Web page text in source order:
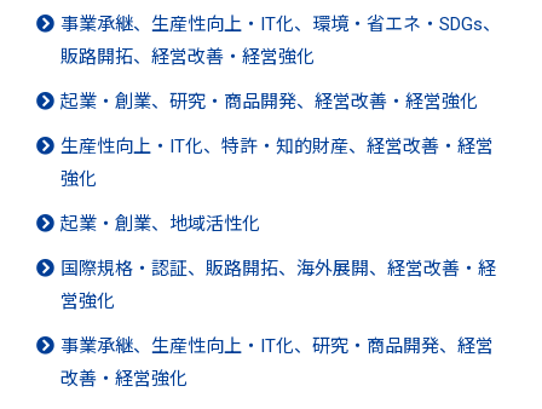
事業承継、生産性向上・IT化、環境・省エネ・SDGs、
販路開拓、経営改善・経営強化
起業・創業、研究・商品開発、経営改善・経営強化
生産性向上・IT化、特許・知的財産、経営改善・経営
強化
起業・創業、地域活性化
国際規格・認証、販路開拓、海外展開、経営改善・経
営強化
事業承継、生産性向上・IT化、研究・商品開発、経営
改善・経営強化